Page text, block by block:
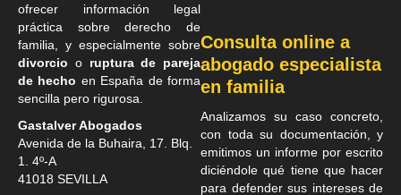
ofrecer información legal
práctica sobre derecho de
familia, y especialmente sobre
divorcio o ruptura de pareja
de hecho en España de forma
sencilla pero rigurosa.
Gastalver Abogados
Avenida de la Buhaira, 17. Blq.
1. 4º-A
41018 SEVILLA
Consulta online a
abogado especialista
en familia
Analizamos su caso concreto,
con toda su documentación, y
emitimos un informe por escrito
diciéndole qué tiene que hacer
para defender sus intereses de